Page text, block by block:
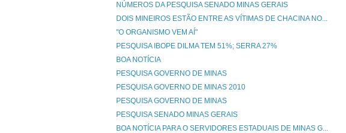
NÚMEROS DA PESQUISA SENADO MINAS GERAIS
DOIS MINEIROS ESTÃO ENTRE AS VÍTIMAS DE CHACINA NO...
"O ORGANISMO VEM AÍ"
PESQUISA IBOPE DILMA TEM 51%; SERRA 27%
BOA NOTÍCIA
PESQUISA GOVERNO DE MINAS
PESQUISA GOVERNO DE MINAS 2010
PESQUISA GOVERNO DE MINAS
PESQUISA SENADO MINAS GERAIS
BOA NOTÍCIA PARA O SERVIDORES ESTADUAIS DE MINAS G...